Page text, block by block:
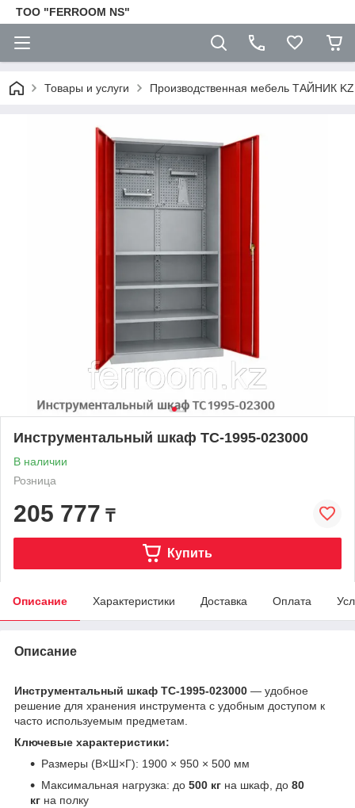
TOO "FERROOM NS"
Товары и услуги Производственная мебель ТАЙНИК KZ
Инструментальный шкаф ТС-1995-023000
В наличии
Розница
205 777 ₸
Купить
Описание Характеристики Доставка Оплата
Описание
Инструментальный шкаф ТС-1995-023000 — удобное
решение для хранения инструмента с удобным доступом к
часто используемым предметам.
Ключевые характеристики:
Размеры (В×Ш×Г): 1900 × 950 × 500 мм
Максимальная нагрузка: до 500 кг на шкаф, до 80
кг на полку